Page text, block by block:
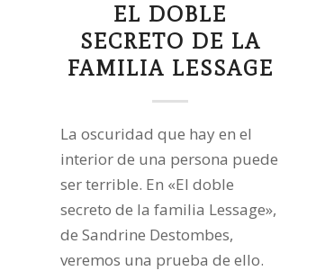
EL DOBLE
SECRETO DE LA
FAMILIA LESSAGE
La oscuridad que hay en el
interior de una persona puede
ser terrible. En «El doble
secreto de la familia Lessage»,
de Sandrine Destombes,
veremos una prueba de ello.